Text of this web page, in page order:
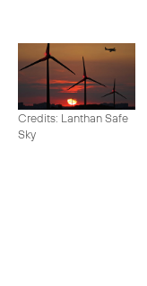
Credits: Lanthan Safe
Sky